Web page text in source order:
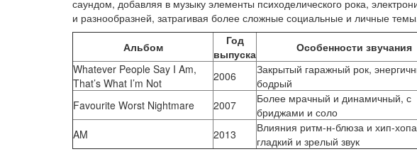
саундом, добавляя в музыку элементы психоделического рока,
и разнообразней, затрагивая более сложные социальные и личные
Альбом
Год
выпуска
Особенности звучания
Whatever People Say I Am,
That’s What I’m Not
2006
Закрытый гаражный рок,
бодрый
Favourite Worst Nightmare
2007
Более мрачный и динамичный, с
бриджами и соло
AM
2013
Влияния ритм-н-блюза и хип-
гладкий и зрелый звук